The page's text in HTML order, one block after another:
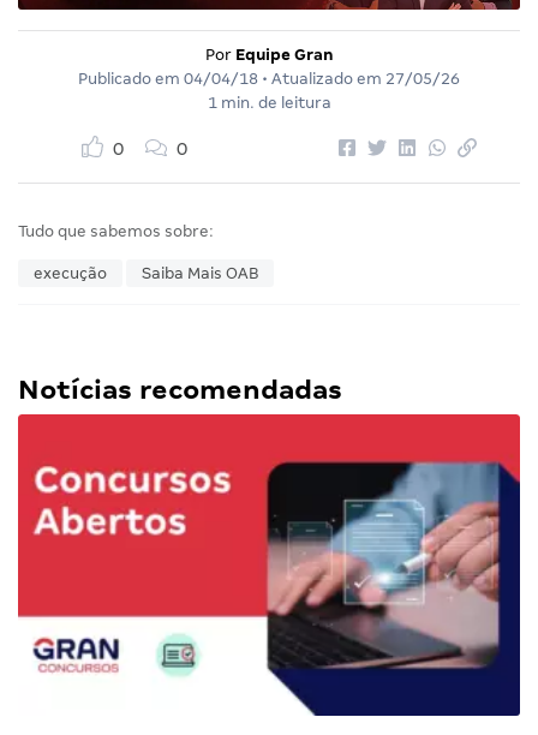
Por Equipe Gran
Publicado em 04/04/18 • Atualizado em 27/05/26
1 min. de leitura
0 0
Tudo que sabemos sobre:
execução Saiba Mais OAB
Notícias recomendadas